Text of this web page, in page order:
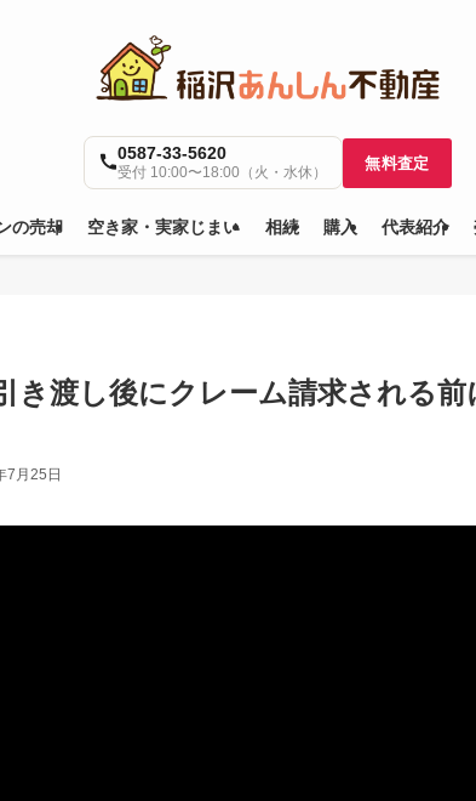
の売却 空き家・実家じまい 相続 購入 代表紹介
0587-33-5620
受付 10:00〜18:00（火・水休）
無料査定
き渡し後にクレーム請求される
7月25日